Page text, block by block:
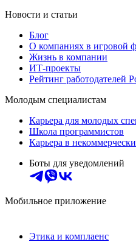
Новости и статьи
Блог
О компаниях в игровой
Жизнь в компании
ИТ-проекты
Рейтинг работодателей
Молодым специалистам
Карьера для молодых
Школа программистов
Карьера в
Боты для уведомлений
Мобильное приложение
Этика и комплаенс